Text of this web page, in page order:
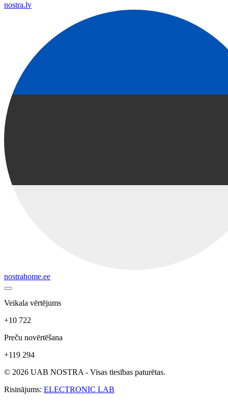
nostra.lv
nostrahome.ee
Veikala vērtējums
+10 722
Preču novērtēšana
+119 294
© 2026 UAB NOSTRA - Visas tiesības paturētas.
Risinājums: ELECTRONIC LAB